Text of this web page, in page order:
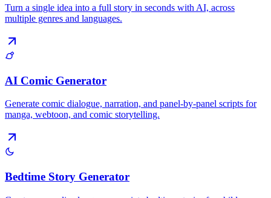
Turn a single idea into a full story in seconds with AI, across
multiple genres and languages.
AI Comic Generator
Generate comic dialogue, narration, and panel-by-panel scripts for
manga, webtoon, and comic storytelling.
Bedtime Story Generator